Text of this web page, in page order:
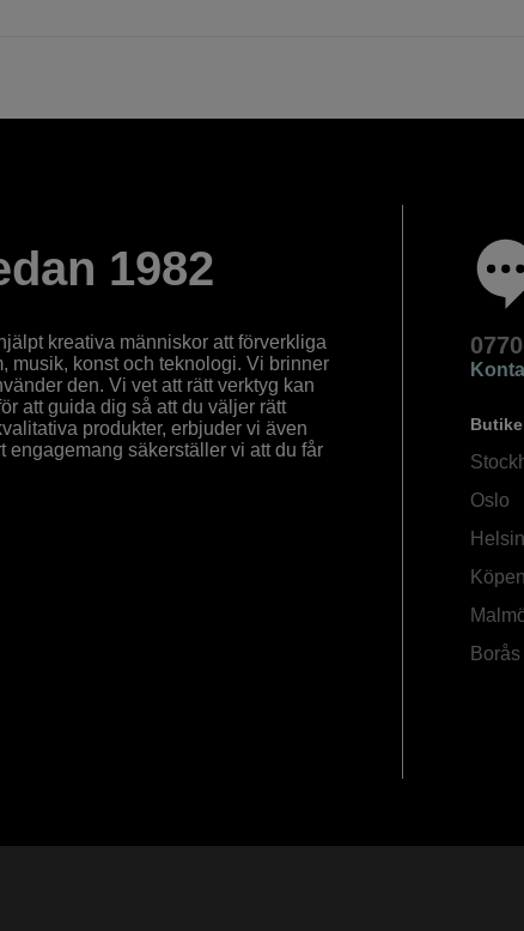
1982
kreativa människor att förverkliga
musik, konst och teknologi. Vi brinner
den. Vi vet att rätt verktyg kan
att guida dig så att du väljer rätt
produkter, erbjuder vi även
engagemang säkerställer vi att du får
Oslo
Borås